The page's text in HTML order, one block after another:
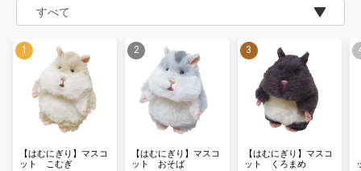
【はむにぎり】マスコ
ット こむぎ
【はむにぎり】マスコ
ット おそば
【はむにぎり】マスコ
ット くろまめ